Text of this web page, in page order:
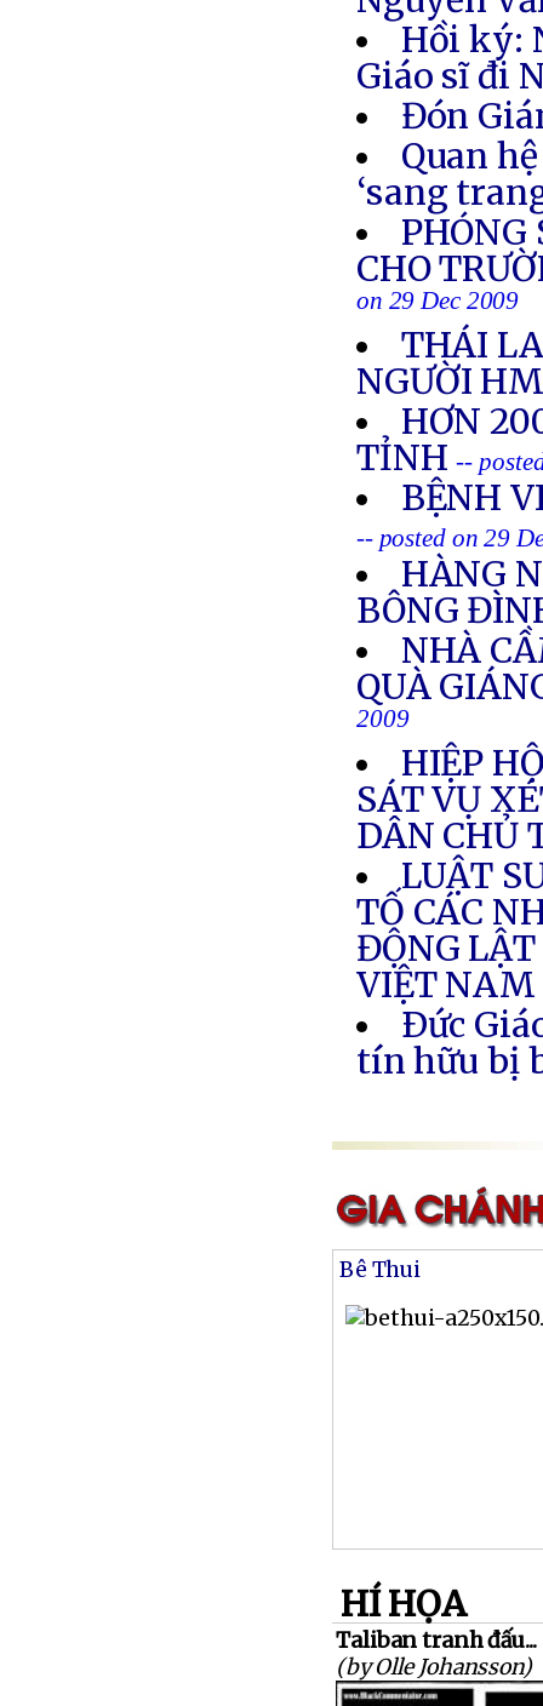
Hồi ký:
Giáo sĩ đi
Đón
Quan
‘sang
PHÓNG
CHO
on 29 Dec 2009
THÁI
NGƯỜI
HƠN
TỈNH --
BỆNH
-- posted on 29
HÀNG
BÔNG
NHÀ
QUÀ
2009
HIỆP
SÁT VỤ
DÂN CHỦ
LUẬT
TỐ CÁC
ĐỘNG
VIỆT NAM
Ðức
tín hữu bị
Bê Thui
HÍ HỌA
Taliban tranh đấu...
(by Olle Johansson)